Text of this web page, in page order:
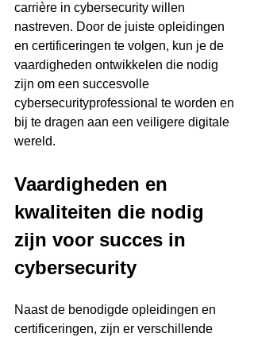
carrière in cybersecurity willen
nastreven. Door de juiste opleidingen
en certificeringen te volgen, kun je de
vaardigheden ontwikkelen die nodig
zijn om een succesvolle
cybersecurityprofessional te worden en
bij te dragen aan een veiligere digitale
wereld.
Vaardigheden en
kwaliteiten die nodig
zijn voor succes in
cybersecurity
Naast de benodigde opleidingen en
certificeringen, zijn er verschillende